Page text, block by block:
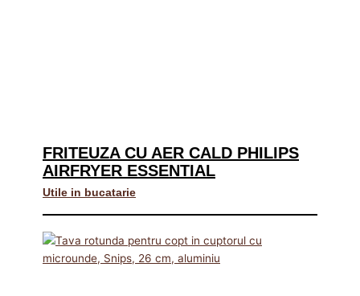
FRITEUZA CU AER CALD PHILIPS
AIRFRYER ESSENTIAL
Utile in bucatarie